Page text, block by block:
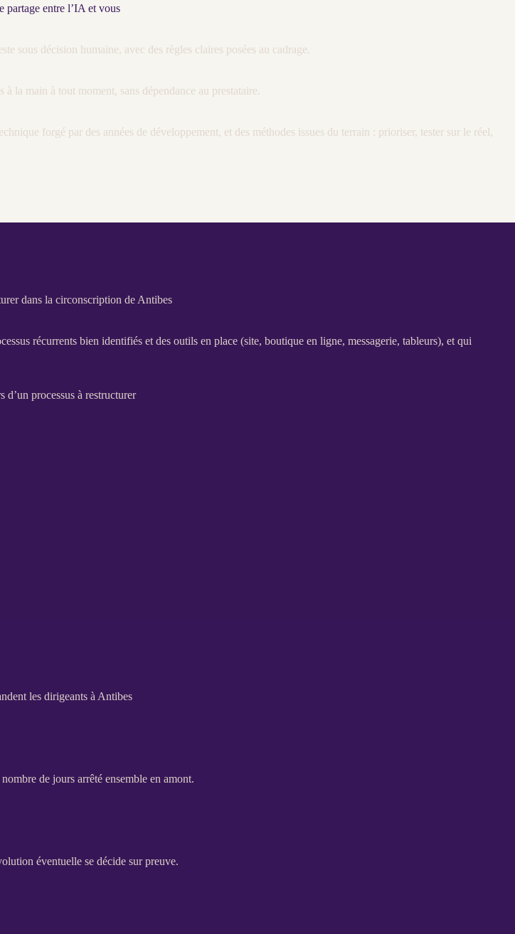
partage entre l’IA et vous
sous décision humaine, avec des règles claires posées au cadrage.
la main à tout moment, sans dépendance au prestataire.
forgé par des années de développement, et des méthodes issues du terrain : prioriser, tester sur le réel,
dans la circonscription de Antibes
récurrents bien identifiés et des outils en place (site, boutique en ligne, messagerie, tableurs), et qui
d’un processus à restructurer
les dirigeants à Antibes
de jours arrêté ensemble en amont.
éventuelle se décide sur preuve.